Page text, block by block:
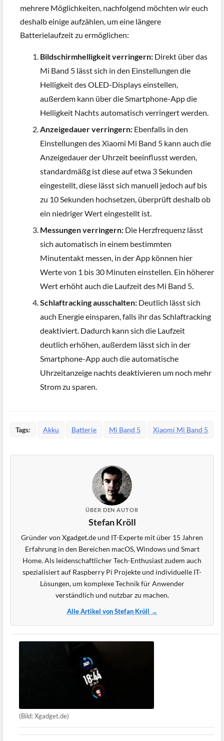
mehrere Möglichkeiten, nachfolgend möchten wir euch
deshalb einige aufzählen, um eine längere
Batterielaufzeit zu ermöglichen:
Bildschirmhelligkeit verringern: Direkt über das
Mi Band 5 lässt sich in den Einstellungen die
Helligkeit des OLED-Displays einstellen,
außerdem kann über die Smartphone-App die
Helligkeit Nachts automatisch verringert werden.
Anzeigedauer verringern: Ebenfalls in den
Einstellungen des Xiaomi Mi Band 5 kann auch die
Anzeigedauer der Uhrzeit beeinflusst werden,
standardmäßg ist diese auf etwa 3 Sekunden
eingestellt, diese lässt sich manuell jedoch auf bis
zu 10 Sekunden hochsetzen, überprüft deshalb ob
ein niedriger Wert eingestellt ist.
Messungen verringern: Die Herzfrequenz lässt
sich automatisch in einem bestimmten
Minutentakt messen, in der App können hier
Werte von 1 bis 30 Minuten einstellen. Ein höherer
Wert erhöht auch die Laufzeit des Mi Band 5.
Schlaftracking ausschalten: Deutlich lässt sich
auch Energie einsparen, falls ihr das Schlaftracking
deaktiviert. Dadurch kann sich die Laufzeit
deutlich erhöhen, außerdem lässt sich in der
Smartphone-App auch die automatische
Uhrzeitanzeige nachts deaktivieren um noch mehr
Strom zu sparen.
Tags: Akku Batterie Mi Band 5 Xiaomi Mi Band 5
ÜBER DEN AUTOR
Stefan Kröll
Gründer von Xgadget.de und IT-Experte mit über 15 Jahren
Erfahrung in den Bereichen macOS, Windows und Smart
Home. Als leidenschaftlicher Tech-Enthusiast zudem auch
spezialisiert auf Raspberry Pi Projekte und individuelle IT-
Lösungen, um komplexe Technik für Anwender
verständlich und nutzbar zu machen.
Alle Artikel von Stefan Kröll →
(Bild: Xgadget.de)